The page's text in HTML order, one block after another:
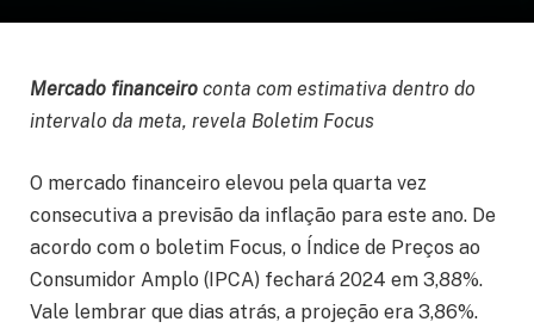
Mercado financeiro conta com estimativa dentro do
intervalo da meta, revela Boletim Focus
O mercado financeiro elevou pela quarta vez
consecutiva a previsão da inflação para este ano. De
acordo com o boletim Focus, o Índice de Preços ao
Consumidor Amplo (IPCA) fechará 2024 em 3,88%.
Vale lembrar que dias atrás, a projeção era 3,86%.